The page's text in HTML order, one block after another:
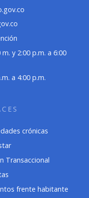
y 2:00 p.m. a 6:00
a 4:00 p.m.
crónicas
Transaccional
frente habitante